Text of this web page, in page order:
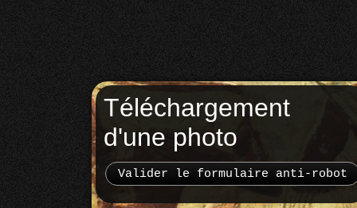
Téléchargement
d'une photo